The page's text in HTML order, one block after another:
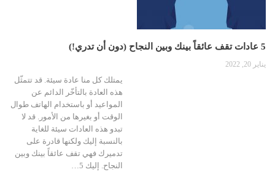
5 عادات تقف عائقاً بينك وبين النجاح (دون أن تدري!)
يناير 20, 2022
يمتلك كل منا عادة سيئة. قد تتمثّل
هذه العادة بالتأخّر الدائم عن
المواعيد أو باستخدام الهاتف طوال
الوقت أو بغيرها من الأمور. قد لا
تبدو هذه العادات سيئة للغاية
بالنسبة إليك ولكنها قادرة على
تدميرك فهي تقف عائقاً بينك وبين
النجاح. إليك 5…